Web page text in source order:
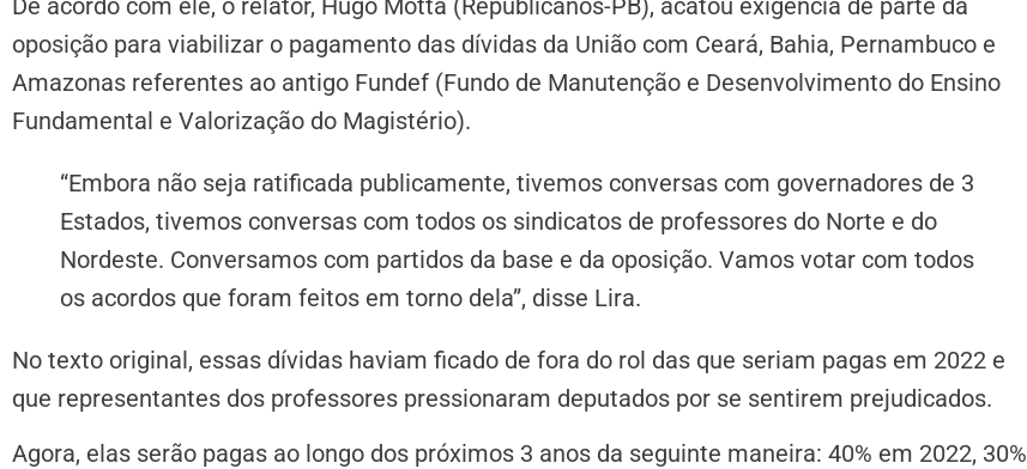
oposição para viabilizar o pagamento das dívidas da União com Ceará, Bahia, Pernambuco e
Amazonas referentes ao antigo Fundef (Fundo de Manutenção e Desenvolvimento do Ensino
Fundamental e Valorização do Magistério).
“Embora não seja ratificada publicamente, tivemos conversas com governadores de 3
Estados, tivemos conversas com todos os sindicatos de professores do Norte e do
Nordeste. Conversamos com partidos da base e da oposição. Vamos votar com todos
os acordos que foram feitos em torno dela”, disse Lira.
No texto original, essas dívidas haviam ficado de fora do rol das que seriam pagas em 2022 e
que representantes dos professores pressionaram deputados por se sentirem prejudicados.
Agora, elas serão pagas ao longo dos próximos 3 anos da seguinte maneira: 40% em 2022, 30%